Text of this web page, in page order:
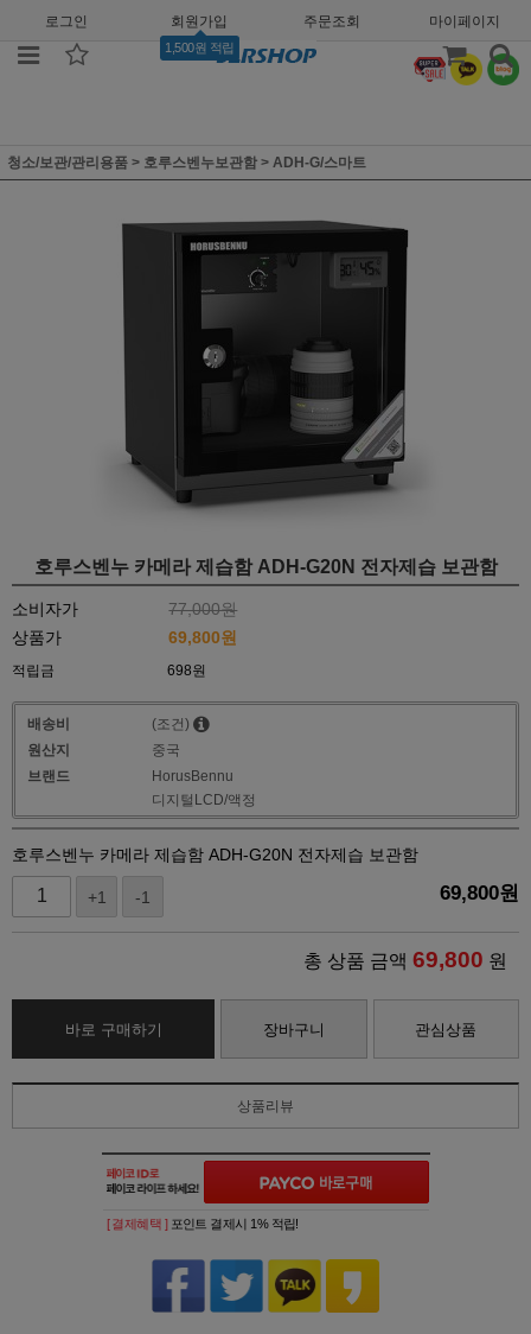
로그인 회원가입
1,500원 적립
주문조회 마이페이지
청소/보관/관리용품 > 호루스벤누보관함 > ADH-G/스마트
호루스벤누 카메라 제습함 ADH-G20N 전자제습 보관함
소비자가
77,000원
상품가
69,800원
적립금 698원
배송비
(조건)
원산지
중국
브랜드
HorusBennu
디지털LCD/액정
호루스벤누 카메라 제습함 ADH-G20N 전자제습 보관함
+1 -1 69,800원
총 상품 금액 69,800 원
바로 구매하기 장바구니 관심상품
상품리뷰
[ 결제혜택 ] 포인트 결제시 1% 적립!